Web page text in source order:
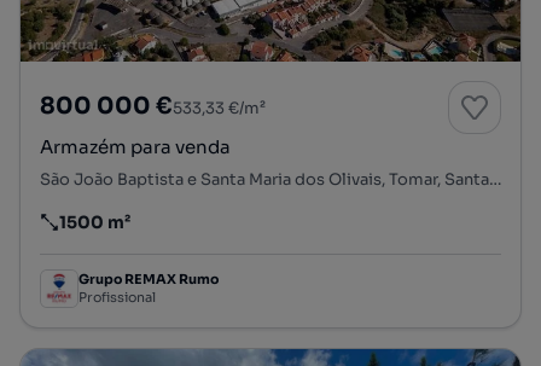
800 000 €533,33 €/m²
Armazém para venda
São João Baptista e Santa Maria dos Olivais, Tomar, Santarém
Preço por metro quadrado
1500 m²
Grupo REMAX Rumo
Profissional